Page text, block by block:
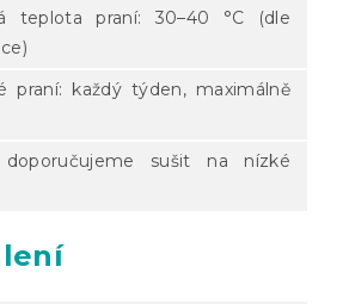
teplota praní: 30–40 °C (dle
praní: každý týden, maximálně
sušit na nízké